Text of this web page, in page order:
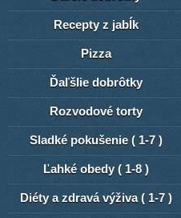
Recepty z jabĺk
Pizza
ĎaľšIie dobrôtky
Rozvodové torty
Sladké pokušenie ( 1-7 )
Ľahké obedy ( 1-8 )
Diéty a zdravá výživa ( 1-7 )